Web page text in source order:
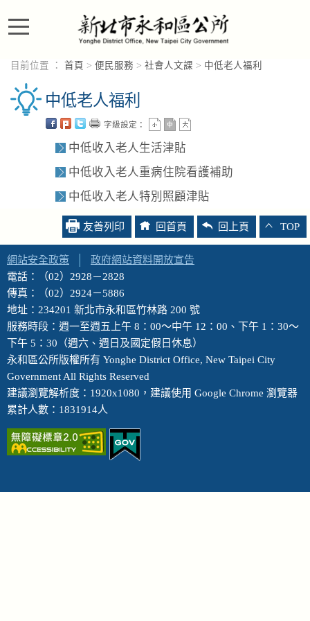
目前位置 ： 首頁 > 便民服務 > 社會人文課 > 中低老人福利
中低老人福利
字級設定：
中低收入老人生活津貼
中低收入老人重病住院看護補助
中低收入老人特別照顧津貼
友善列印 回首頁 回上頁 TOP
網站安全政策
政府網站資料開放宣告
電話：（02）2928－2828
傳真：（02）2924－5886
地址：234201 新北市永和區竹林路 200 號
服務時段：週一至週五上午 8：00～中午 12：00、下午 1：30～
下午 5：30（週六、週日及國定假日休息）
永和區公所版權所有 Yonghe District Office, New Taipei City
Government All Rights Reserved
建議瀏覽解析度：1920x1080，建議使用 Google Chrome 瀏覽器
累計人數：1831914人